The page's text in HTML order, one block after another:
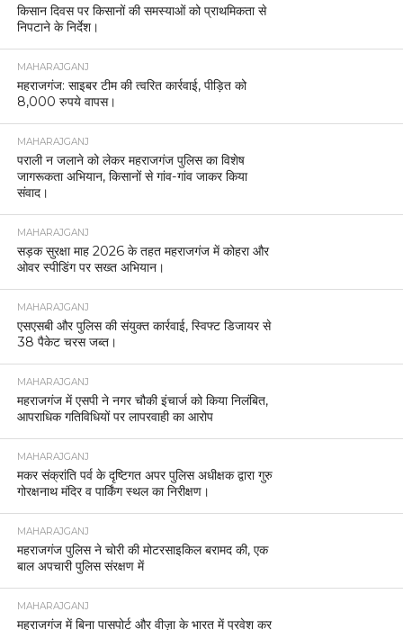
किसान दिवस पर किसानों की समस्याओं को प्राथमिकता से
निपटाने के निर्देश।
MAHARAJGANJ
महराजगंज: साइबर टीम की त्वरित कार्रवाई, पीड़ित को
8,000 रुपये वापस।
MAHARAJGANJ
पराली न जलाने को लेकर महराजगंज पुलिस का विशेष
जागरूकता अभियान, किसानों से गांव-गांव जाकर किया
संवाद।
MAHARAJGANJ
सड़क सुरक्षा माह 2026 के तहत महराजगंज में कोहरा और
ओवर स्पीडिंग पर सख्त अभियान।
MAHARAJGANJ
एसएसबी और पुलिस की संयुक्त कार्रवाई, स्विफ्ट डिजायर से
38 पैकेट चरस जब्त।
MAHARAJGANJ
महराजगंज में एसपी ने नगर चौकी इंचार्ज को किया निलंबित,
आपराधिक गतिविधियों पर लापरवाही का आरोप
MAHARAJGANJ
मकर संक्रांति पर्व के दृष्टिगत अपर पुलिस अधीक्षक द्वारा गुरु
गोरक्षनाथ मंदिर व पार्किंग स्थल का निरीक्षण।
MAHARAJGANJ
महराजगंज पुलिस ने चोरी की मोटरसाइकिल बरामद की, एक
बाल अपचारी पुलिस संरक्षण में
MAHARAJGANJ
महराजगंज में बिना पासपोर्ट और वीज़ा के भारत में प्रवेश कर